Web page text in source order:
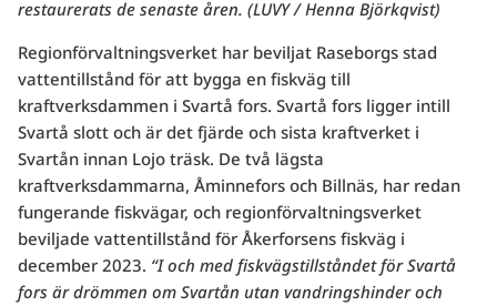
restaurerats de senaste åren. (LUVY / Henna Björkqvist)
Regionförvaltningsverket har beviljat Raseborgs stad
vattentillstånd för att bygga en fiskväg till
kraftverksdammen i Svartå fors. Svartå fors ligger intill
Svartå slott och är det fjärde och sista kraftverket i
Svartån innan Lojo träsk. De två lägsta
kraftverksdammarna, Åminnefors och Billnäs, har redan
fungerande fiskvägar, och regionförvaltningsverket
beviljade vattentillstånd för Åkerforsens fiskväg i
december 2023. “I och med fiskvägstillståndet för Svartå
fors är drömmen om Svartån utan vandringshinder och